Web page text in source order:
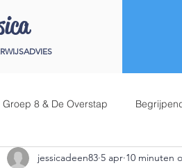
Groep 8 & De Overstap
Concentratie Communicatie met
jessicadeen83 5 apr 10 minuten